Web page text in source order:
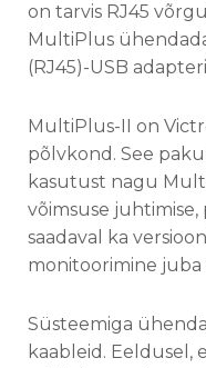
on tarvis RJ45
MultiPlus
(RJ45)-USB
MultiPlus-II on
põlvkond. See
kasutust nagu
võimsuse
saadaval ka
monitoorimine juba
Süsteemiga
kaableid. Eeldusel,